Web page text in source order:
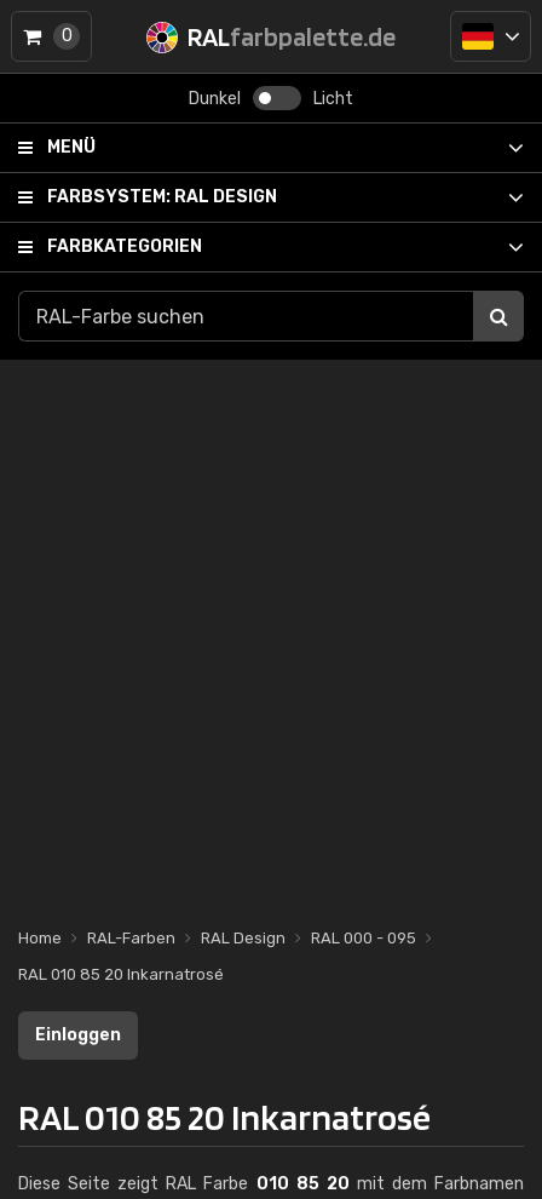
RALfarbpalette.de
Dunkel Licht
MENÜ
FARBSYSTEM: RAL DESIGN
FARBKATEGORIEN
0
Home RAL-Farben RAL Design
RAL 000 - 095
RAL 010 85 20 Inkarnatrosé
Einloggen
RAL 010 85 20 Inkarnatrosé
Diese Seite zeigt RAL Farbe 010 85 20 mit dem Farbnamen